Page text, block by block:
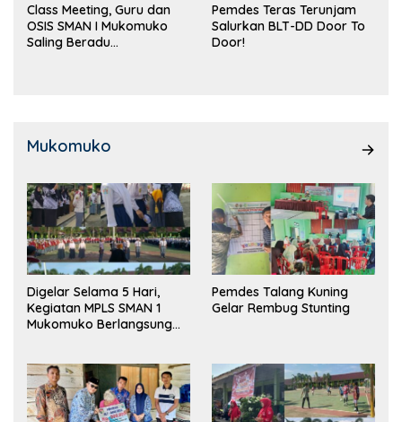
Class Meeting, Guru dan
OSIS SMAN I Mukomuko
Saling Beradu
Pemdes Teras Terunjam
Salurkan BLT-DD Door To
Door!
Mukomuko
Digelar Selama 5 Hari,
Kegiatan MPLS SMAN 1
Mukomuko Berlangsung
Pemdes Talang Kuning
Gelar Rembug Stunting